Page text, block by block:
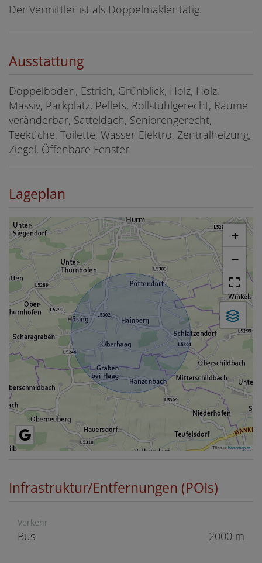
Der Vermittler ist als Doppelmakler tätig.
Ausstattung
Doppelboden Estrich Grünblick Holz Holz
Massiv Parkplatz Pellets Rollstuhlgerecht Räume
veränderbar Satteldach Seniorengerecht
Teeküche Toilette Wasser-Elektro Zentralheizung
Ziegel Öffenbare Fenster
Lageplan
+
−
Tiles ©basemap.at
Infrastruktur/Entfernungen (POIs)
Verkehr
Bus 2000 m